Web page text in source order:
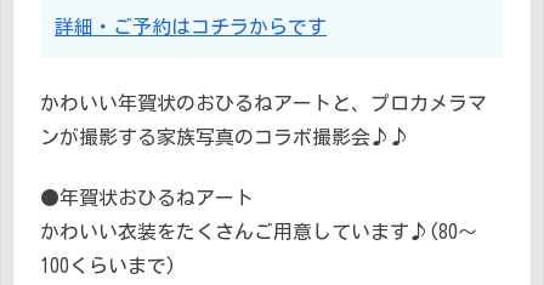
詳細・ご予約はコチラからです
かわいい年賀状のおひるねアートと、プロカメラマ
ンが撮影する家族写真のコラボ撮影会♪♪
●年賀状おひるねアート
かわいい衣装をたくさんご用意しています♪(80〜
100くらいまで)